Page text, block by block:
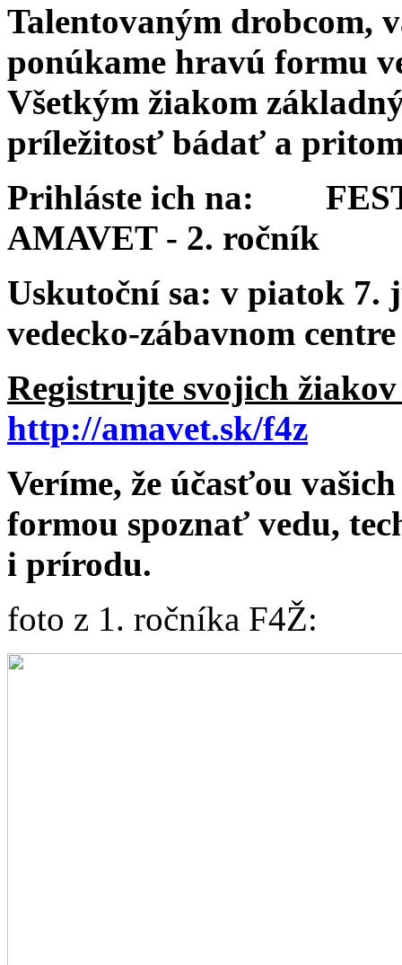
Talentovaným drobcom,
ponúkame hravú formu
Všetkým žiakom
príležitosť bádať a
Prihláste ich na:
AMAVET - 2. ročník
Uskutoční sa: v piatok 7.
vedecko-zábavnom
Registrujte svojich
http://amavet.sk/f4z
Veríme, že účasťou
formou spoznať vedu,
i prírodu.
foto z 1. ročníka F4Ž: